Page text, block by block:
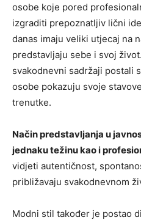
osobe koje pored
izgraditi prepoznatljiv lični
danas imaju veliki utjecaj na
predstavljaju sebe i svoj
svakodnevni sadržaji postali
osobe pokazuju svoje
trenutke.
Način predstavljanja u
jednaku težinu kao i
vidjeti autentičnost,
približavaju svakodnevnom
Modni stil također je postao